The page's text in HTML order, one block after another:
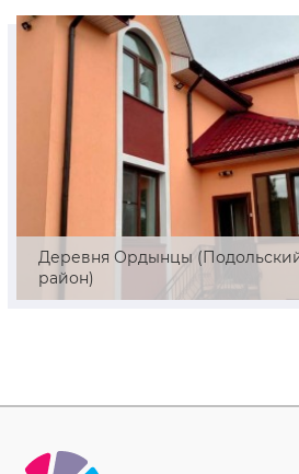
Деревня Ордынцы
район)